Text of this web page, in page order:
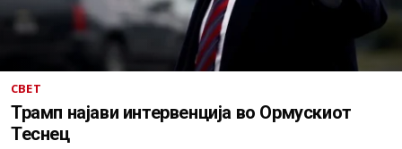
СВЕТ
Трамп најави интервенција во Ормускиот
Теснец